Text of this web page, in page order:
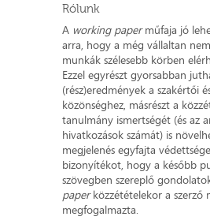
Rólunk
A working paperműfaja jó
arra, hogy a még vállaltan
munkák szélesebb körben
Ezzel egyrészt gyorsabban
(rész)eredmények a szakértői
közönséghez, másrészt a
tanulmány ismertségét (és az
hivatkozások számát) is
megjelenés egyfajta
bizonyítékot, hogy a később
szövegben szereplő
paperközzétételekor a szerző
megfogalmazta.